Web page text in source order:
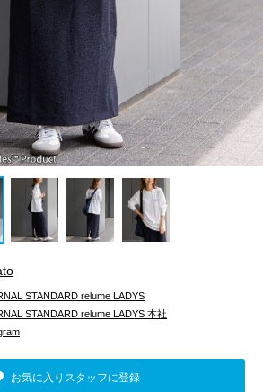
STANDARD relume LADYS
STANDARD relume LADYS 本社
お気に入りスタッフに登録